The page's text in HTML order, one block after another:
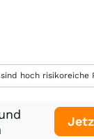
hoch